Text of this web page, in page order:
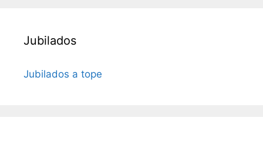
Jubilados
Jubilados a tope